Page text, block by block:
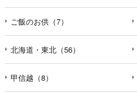
ご飯のお供（7）
北海道・東北（56）
甲信越（8）